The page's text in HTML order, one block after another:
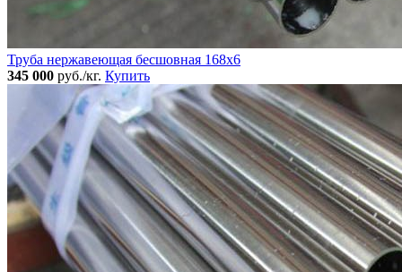
Труба нержавеющая бесшовная 168x6
345 000 руб./кг. Купить